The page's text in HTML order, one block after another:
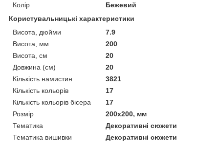
Колір
Бежевий
Користувальницькі характеристики
Висота, дюйми
7.9
Висота, мм
200
Висота, см
20
Довжина (см)
20
Кількість намистин
3821
Кількість кольорів
17
Кількість кольорів бісера
17
Розмір
200x200, мм
Тематика
Декоративні сюжети
Тематика вишивки
Декоративні сюжети